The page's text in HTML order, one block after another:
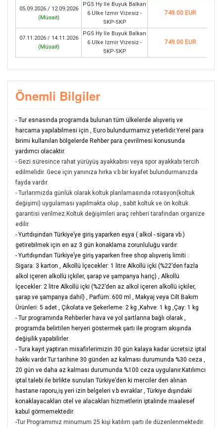
05.09.2026 / 12.09.2026
(Müsait)
PGS Hy Ile Buyuk Balkan
6 Ulke Izmir Vizesiz -
SKP-SKP
749.00 EUR
07.11.2026 / 14.11.2026
(Müsait)
PGS Hy Ile Buyuk Balkan
6 Ulke Izmir Vizesiz -
SKP-SKP
749.00 EUR
Önemli Bilgiler
- Tur esnasında programda bulunan tüm ülkelerde alışveriş ve
harcama yapılabilmesi için , Euro bulundurmamız yeterlidir.Yerel para
birimi kullanılan bölgelerde Rehber para çevrilmesi konusunda
yardımcı olacaktır.
- Gezi süresince rahat yürüyüş ayakkabısı veya spor ayakkabı tercih
edilmelidir. Gece için yanınıza hırka v.b bir kıyafet bulundurmanızda
fayda vardır.
- Turlarımızda günlük olarak koltuk planlamasında rotasyon(koltuk
değişimi) uygulaması yapılmakta olup , sabit koltuk ve ön koltuk
garantisi verilmez.Koltuk değişimleri araç rehberi tarafından organize
edilir.
- Yurtdışından Türkiye’ye giriş yaparken eşya ( alkol - sigara vb.)
getirebilmek için en az 3 gün konaklama zorunluluğu vardır.
- Yurtdışından Türkiye’ye giriş yaparken free shop alışveriş limiti :
Sigara: 3 karton
Alkollü İçecekler: 1 litre Alkollü içki (%22’den fazla
alkol içeren alkollü içkiler, şarap ve şampanya hariç)
Alkollü
İçecekler: 2 litre Alkollü içki (%22’den az alkol içeren alkollü içkiler,
şarap ve şampanya dahil)
Parfüm: 600 ml
Makyaj veya Cilt Bakım
Ürünleri: 5 adet
Çikolata ve Şekerleme: 2 kg Kahve: 1 kg Çay: 1 kg
- Tur programında Rehberler hava ve yol şartlarına bağlı olarak ,
programda belirtilen heryeri göstermek şartı ile program akışında
değişilik yapabilirler.
- Tura kayıt yaptıran misafirlerimizin 30 gün kalaya kadar ücretsiz iptal
hakkı vardır.Tur tarihine 30 günden az kalması durumunda %30 ceza ,
20 gün ve daha az kalması durumunda %100 ceza uygulanır.Katılımcı
iptal talebi ile birlikte sunulan Türkiye’den ki merciler den alınan
hastane raporu,iş yeri izin belgeleri v.b evraklar , Türkiye dışındaki
konaklayacakları otel ve alacakları hizmetlerin iptalinde maalesef
kabul görmemektedir.
-Tur Programımız minumum 25 kişi katılım şartı ile düzenlenmektedir.